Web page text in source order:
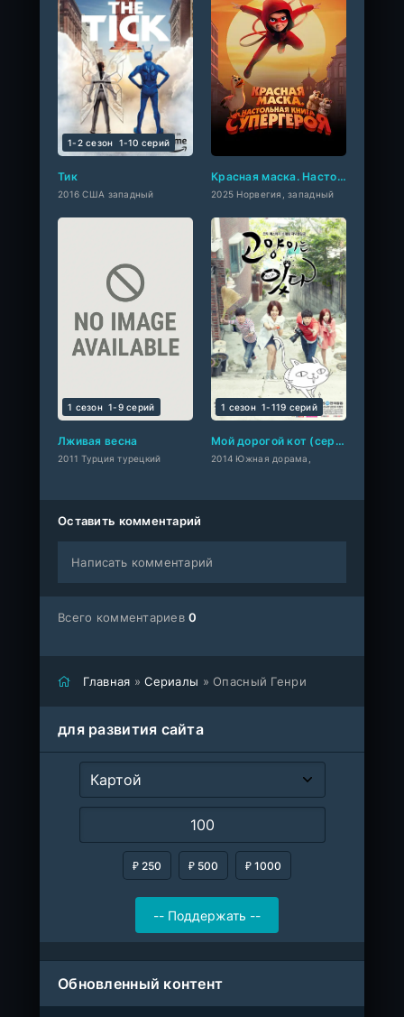
Тик
2016 США западный
1-2 сезон 1-10 cерий
Красная маска. Настольная книга супергероя
2025 Норвегия, западный
Лживая весна
2011 Турция турецкий
1 сезон 1-9 cерий
Мой дорогой кот (сериал 2014)
2014 Южная дорама,
1 сезон 1-119 cерий
Оставить комментарий
Написать комментарий
Всего комментариев0
Главная »Сериалы » Опасный Генри
для развития сайта
₽ 250 ₽ 500 ₽ 1000
Обновленный контент